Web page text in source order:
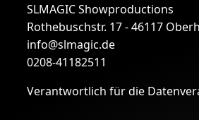
SLMAGIC Showproductions
Rothebuschstr. 17 - 46117
info@slmagic.de
0208-41182511
Verantwortlich für die